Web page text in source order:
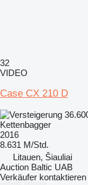
32
VIDEO
Case CX 210 D
Kettenbagger
2016
8.631 M/Std.
Litauen, Šiauliai
Auction Baltic UAB
Verkäufer kontaktieren